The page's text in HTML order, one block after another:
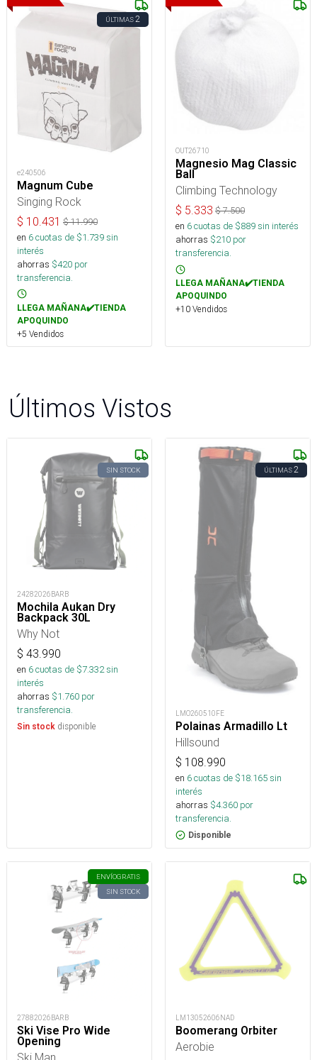
ÚLTIMAS2
e240506
Magnum Cube
Singing Rock
$ 10.431 $11.990
en 6cuotas de $1.739sin
interés
ahorras $420 por
transferencia.
LLEGA MAÑANA✔️TIENDA
APOQUINDO
+5 Vendidos
OUT26710
Magnesio Mag Classic
Ball
Climbing Technology
$ 5.333 $7.500
en 6cuotas de $889sin interés
ahorras $210 por
transferencia.
LLEGA MAÑANA✔️TIENDA
APOQUINDO
+10 Vendidos
Últimos Vistos
SIN STOCK
24282026BARB
Mochila Aukan Dry
Backpack 30L
Why Not
$ 43.990
en 6cuotas de $7.332sin
interés
ahorras $1.760 por
transferencia.
Sin stock disponible
ÚLTIMAS2
LMO260510FE
Polainas Armadillo Lt
Hillsound
$ 108.990
en 6cuotas de $18.165sin
interés
ahorras $4.360 por
transferencia.
Disponible
ENVÍOGRATIS
SIN STOCK
27882026BARB
Ski Vise Pro Wide
Opening
LM13052606NAD
Boomerang Orbiter
Aerobie